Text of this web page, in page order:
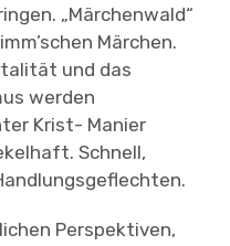
„Märchenwald“
Märchen.
und das
werden
Krist- Manier
Schnell,
Perspektiven,